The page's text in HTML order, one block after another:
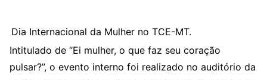
Dia Internacional da Mulher no TCE-MT.
Intitulado de “Ei mulher, o que faz seu coração
pulsar?”, o evento interno foi realizado no auditório da